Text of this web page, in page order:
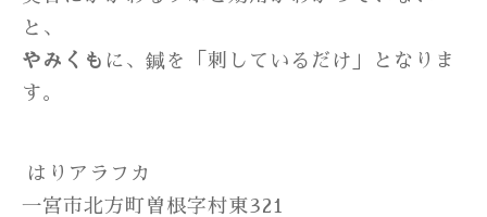
と、
やみくも に、鍼を「刺しているだけ」となりま
す。
はりアラフカ
一宮市北方町曽根字村東321